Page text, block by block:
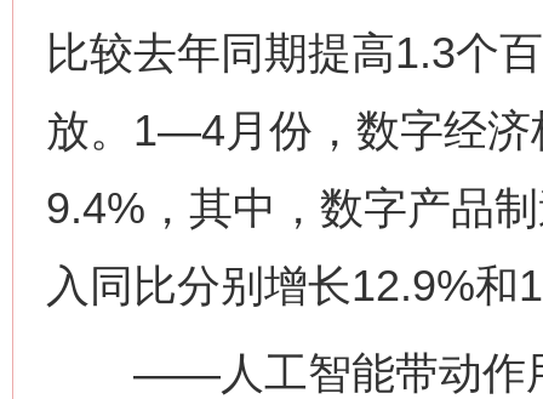
比较去年同期提高1.3个
放。1—4月份，数字经济
9.4%，其中，数字产品
入同比分别增长12.9%和
——人工智能带动作用